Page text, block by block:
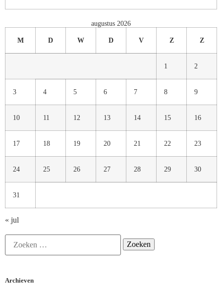
augustus 2026
M D W D V Z Z
1 2
3 4 5 6 7 8 9
10 11 12 13 14 15 16
17 18 19 20 21 22 23
24 25 26 27 28 29 30
31
« jul
Archieven